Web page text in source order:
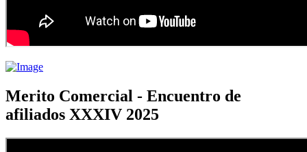
Merito Comercial - Encuentro de
afiliados XXXIV 2025